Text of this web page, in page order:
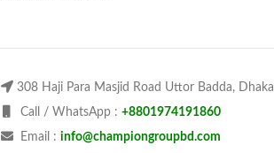
308 Haji Para Masjid Road Uttor Badda, Dhaka
Call / WhatsApp : +8801974191860
Email : info@championgroupbd.com